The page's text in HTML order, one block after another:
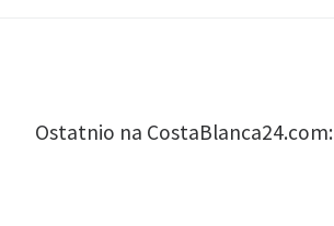
Ostatnio na CostaBlanca24.com: